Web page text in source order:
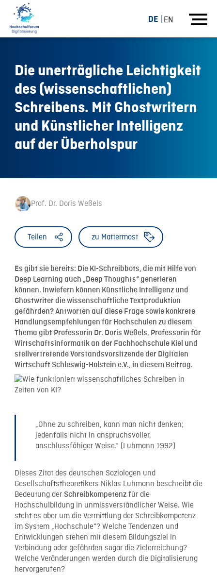
DE EN
Die unerträgliche Leichtigkeit
des (wissenschaftlichen)
Schreibens. Mit Ghostwritern
und Künstlicher Intelligenz
auf der Überholspur
Prof. Dr. Doris Weßels
Teilen zu Mattermost
Es gibt sie bereits: Die KI-Schreibbots, die mit Hilfe von
Deep Learning auch „Deep Thoughts“ generieren
können. Inwiefern können Künstliche Intelligenz und
Ghostwriter die wissenschaftliche Textproduktion
gefährden? Antworten auf diese Frage sowie konkrete
Handlungsempfehlungen für Hochschulen zu diesem
Thema gibt Professorin Dr. Doris Weßels, Professorin für
Wirtschaftsinformatik an der Fachhochschule Kiel und
stellvertretende Vorstandsvorsitzende der Digitalen
Wirtschaft Schleswig-Holstein e.V., in diesem Beitrag.
„Ohne zu schreiben, kann man nicht denken;
jedenfalls nicht in anspruchsvoller,
anschlussfähiger Weise.“ (Luhmann 1992)
Dieses Zitat des deutschen Soziologen und
Gesellschaftstheoretikers Niklas Luhmann beschreibt die
Bedeutung der Schreibkompetenz für die
Hochschulbildung in unmissverständlicher Weise. Wie
steht es aber um die Vermittlung der Schreibkompetenz
im System „Hochschule“? Welche Tendenzen und
Entwicklungen stehen mit diesem Bildungsziel in
Verbindung oder gefährden sogar die Zielerreichung?
Welche Veränderungen werden durch die Digitalisierung
hervorgerufen?